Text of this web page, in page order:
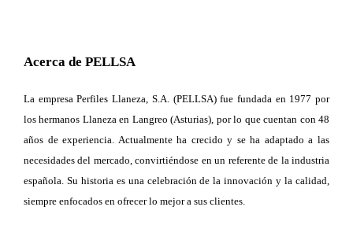
Acerca de PELLSA
La empresa Perfiles Llaneza, S.A. (PELLSA) fue fundada en 1977 por
los hermanos Llaneza en Langreo (Asturias), por lo que cuentan con 48
años de experiencia. Actualmente ha crecido y se ha adaptado a las
necesidades del mercado, convirtiéndose en un referente de la industria
española. Su historia es una celebración de la innovación y la calidad,
siempre enfocados en ofrecer lo mejor a sus clientes.